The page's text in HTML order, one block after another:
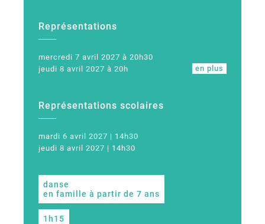
Représentations
mercredi 7 avril 2027 à 20h30
jeudi 8 avril 2027 à 20h
en plus
Représentations scolaires
mardi 6 avril 2027 | 14h30
jeudi 8 avril 2027 | 14h30
danse
en famille à partir de 7 ans
1h15